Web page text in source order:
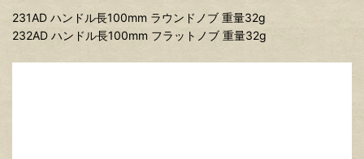
231AD ハンドル長100mm ラウンドノブ 重量32g
232AD ハンドル長100mm フラットノブ 重量32g